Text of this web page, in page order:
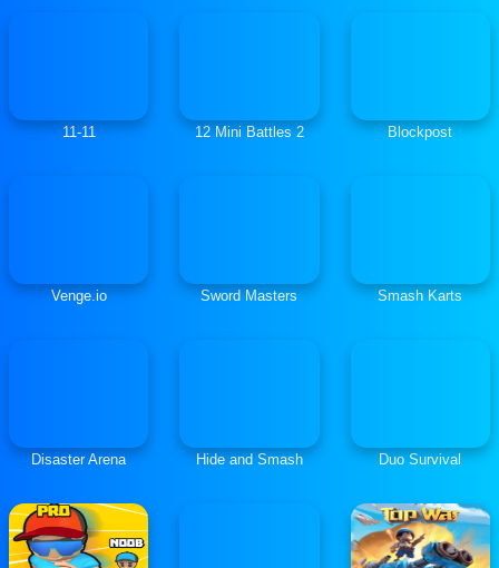
11-11 12 Mini Battles 2 Blockpost
Venge.io Sword Masters Smash Karts
Disaster Arena Hide and Smash Duo Survival